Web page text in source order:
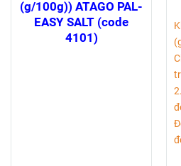
(g/100g)) ATAGO PAL-
EASY SALT (code
4101)